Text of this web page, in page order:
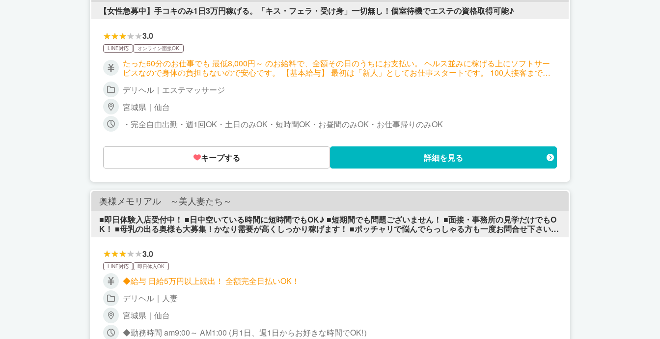
【女性急募中】手コキのみ1日3万円稼げる。「キス・フェラ・受け身」一切無し！個室待機でエステの資格取得可能♪
3.0
LINE対応 オンライン面接OK
たった60分のお仕事でも 最低8,000円～ のお給料で、全額その日のうちにお支払い。 ヘルス並みに稼げる上にソフトサー
ビスなので身体の負担もないので安心です。 【基本給与】 最初は「新人」としてお仕事スタートです。 100人接客まで新
制度】 ※当店独⾃の昇給制度があります。 60分のスタート給は8,000円ですが、指名ポイントもしくは、リピート率のいず
れかの基準 を満たせば12段階でお給料が上がっていきます。 ・本指名とは？ 一度、接客したお客様に、再度指名される場
合を「本指名」と呼びます。 ・リピート率とは？ 初めて当店をご利用されたお客様の再来店率を「リピート率」と呼びま
す。 ※ご自身の指名でなくても、再度お店のご利用があればOKです。 ・本指名さらに+2000円 女性の努力は、お客様の満
足度で評価されます。お客様から支持率の高い女性には正当にお給料で評価させていただきます。 お仕事の順番は新人女性
ビスでありながら超高給を手にすることが可能です。
デリヘル｜エステマッサージ
宮城県｜仙台
・完全自由出勤・週1回OK・土日のみOK・短時間OK・お昼間のみOK・お仕事帰りのみOK
キープする 詳細を見る
奥様メモリアル ～美人妻たち～
■即日体験入店受付中！ ■日中空いている時間に短時間でもOK♪ ■短期間でも問題ございません！ ■面接・事務所の見学だけでもO
K！ ■母乳の出る奥様も大募集！かなり需要が高くしっかり稼げます！ ■ポッチャリで悩んでらっしゃる方も一度お問合せ下さい。
3.0
LINE対応 即日体入OK
◆給与 日給5万円以上続出！ 全額完全日払いOK！
デリヘル｜人妻
宮城県｜仙台
◆勤務時間 am9:00～ AM1:00 (月1日、週1日からお好きな時間でOK!）